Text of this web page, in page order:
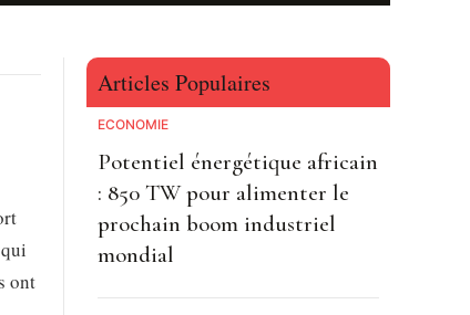
ont
Articles Populaires
ECONOMIE
Potentiel énergétique africain
: 850 TW pour alimenter le
prochain boom industriel
mondial